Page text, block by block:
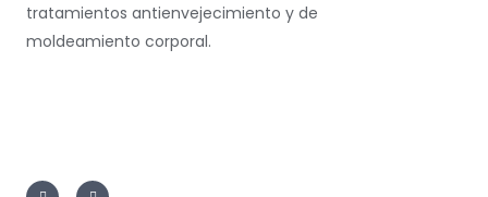
tratamientos antienvejecimiento y de
moldeamiento corporal.